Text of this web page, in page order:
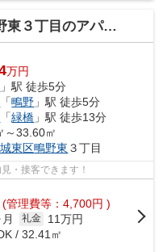
３丁目のアパート
万円
」駅 徒歩5分
「鴫野 」駅 徒歩5分
「緑橋 」駅 徒歩13分
～33.60㎡
東区鴫野東 ３丁目
・接客できます！
(管理費等：4,700円 )
礼金
11万円
/ 32.41㎡